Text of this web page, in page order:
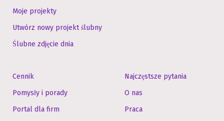
Moje projekty
Utwórz nowy projekt ślubny
Ślubne zdjęcie dnia
Cennik
Pomysły i porady
Portal dla firm
Najczęstsze pytania
O nas
Praca